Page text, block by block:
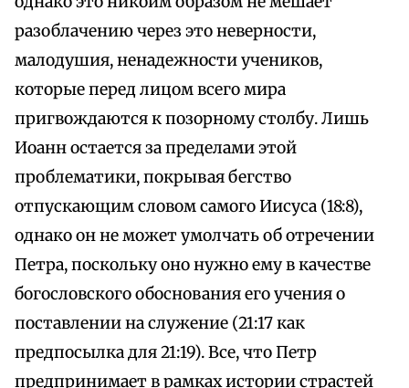
разоблачению через это неверности,
малодушия, ненадежности учеников,
которые перед лицом всего мира
пригвождаются к позорному столбу. Лишь
Иоанн остается за пределами этой
проблематики, покрывая бегство
отпускающим словом самого Иисуса (18:8),
однако он не может умолчать об отречении
Петра, поскольку оно нужно ему в качестве
богословского обоснования его учения о
поставлении на служение (21:17 как
предпосылка для 21:19). Все, что Петр
предпринимает в рамках истории страстей